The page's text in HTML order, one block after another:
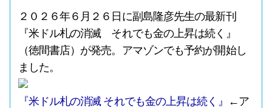
２０２６年６月２６日に副島隆彦先生の最新刊
『米ドル札の消滅 それでも金の上昇は続く』
（徳間書店）が発売。アマゾンでも予約が開始し
ました。
『米ドル札の消滅 それでも金の上昇は続く』
←ア